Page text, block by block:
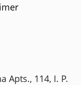
Apts., 114, I. P.